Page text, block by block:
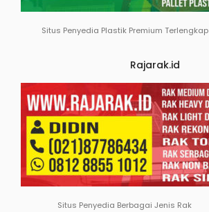
Situs Penyedia Plastik Premium Terlengkap
Rajarak.id
Situs Penyedia Berbagai Jenis Rak